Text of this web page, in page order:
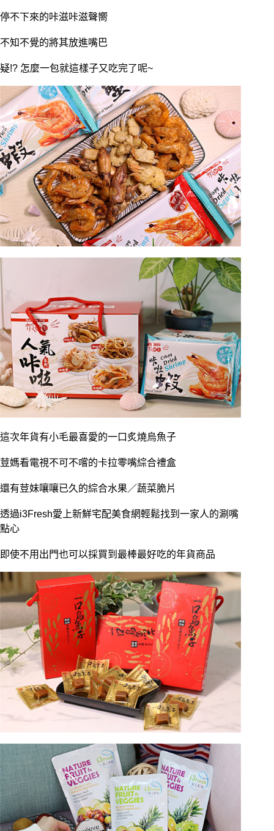
停不下來的咔滋咔滋聲嚮
不知不覺的將其放進嘴巴
疑!? 怎麼一包就這樣子又吃完了呢~
這次年貨有小毛最喜愛的一口炙燒烏魚子
荳媽看電視不可不嚐的卡拉零嘴綜合禮盒
還有荳妹嚷嚷已久的綜合水果／蔬菜脆片
透過i3Fresh愛上新鮮宅配美食網輕鬆找到一家人的涮嘴
點心
即使不用出門也可以採買到最棒最好吃的年貨商品